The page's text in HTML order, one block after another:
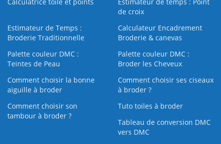
de croix
Estimateur de Temps :
Broderie Traditionnelle
Calculateur Encadrement
Broderie & canevas
Palette couleur DMC :
Teintes de Peau
Palette couleur DMC :
Broder les Cheveux
Comment choisir la bonne
aiguille à broder
Comment choisir ses ciseaux
à broder ?
Comment choisir son
tambour à broder ?
Tuto toiles à broder
Tableau de conversion DMC
vers DMC